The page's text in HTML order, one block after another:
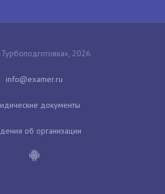
2026
документы
об организации